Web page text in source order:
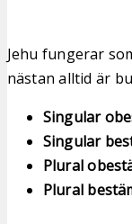
Jehu fungerar
nästan alltid är
Singular
Singular
Plural
Plural